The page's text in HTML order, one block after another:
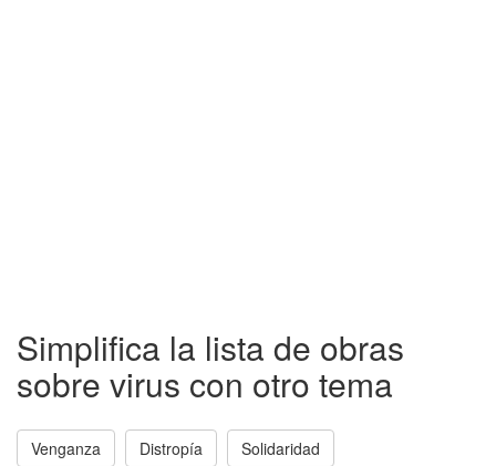
Simplifica la lista de obras
sobre virus con otro tema
Venganza Distropía Solidaridad